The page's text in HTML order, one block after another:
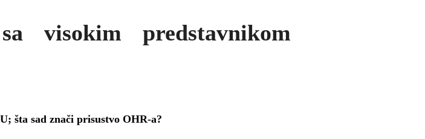
visokim predstavnikom
šta sad znači prisustvo OHR-a?